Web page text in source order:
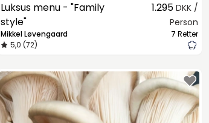
Luksus menu - "Family
style"
Mikkel Løvengaard
5,0 (72)
1.295 DKK /
Person
7 Retter